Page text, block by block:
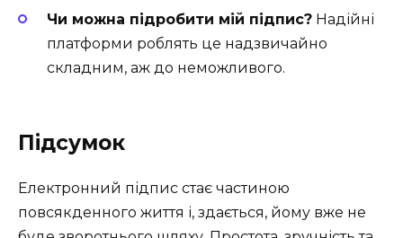
Чи можна підробити мій підпис? Надійні
платформи роблять це надзвичайно
складним, аж до неможливого.
Підсумок
Електронний підпис стає частиною
повсякденного життя і, здається, йому вже не